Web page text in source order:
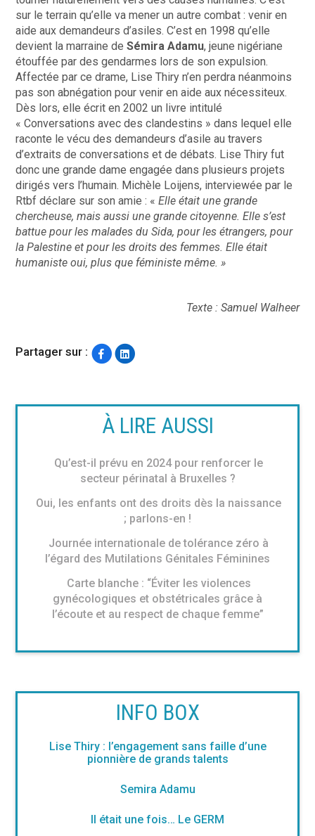
sur le terrain qu’elle va mener un autre combat : venir en
aide aux demandeurs d’asiles. C’est en 1998 qu’elle
devient la marraine deSémira Adamu, jeune nigériane
étouffée par des gendarmes lors de son expulsion.
Affectée par ce drame, Lise Thiry n’en perdra néanmoins
pas sonabnégation pour venir en aide aux nécessiteux.
Dès lors, elle écrit en 2002 un livre intitulé
« Conversations avec des clandestins » dans lequel elle
raconte le vécu des demandeurs d’asile au travers
d’extraits de conversations et de débats. Lise Thiry fut
donc une grande dame engagée dans plusieurs projets
dirigés vers l’humain. Michèle Loijens, interviewée par le
Rtbf déclare sur son amie : «Elle était une grande
chercheuse, mais aussi une grande citoyenne. Elle s’est
battue pour les malades du Sida, pour les étrangers, pour
la Palestine et pour les droits des femmes. Elle était
humaniste oui, plus que féministe même. »
Texte : Samuel Walheer
Partager sur :
À LIRE AUSSI
Qu’est-il prévu en 2024 pour renforcer le
secteur périnatal à Bruxelles ?
Oui, les enfants ont des droits dès la naissance
; parlons-en !
Journée internationale de tolérance zéro à
l’égard des Mutilations Génitales Féminines
Carte blanche : “Éviter les violences
gynécologiques et obstétricales grâce à
l’écoute et au respect de chaque femme”
INFO BOX
Lise Thiry : l’engagement sans faille d’une
pionnière de grands talents
Semira Adamu
Il était une fois… Le GERM